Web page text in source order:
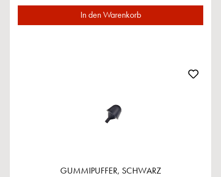
In den Warenkorb
GUMMIPUFFER, SCHWARZ